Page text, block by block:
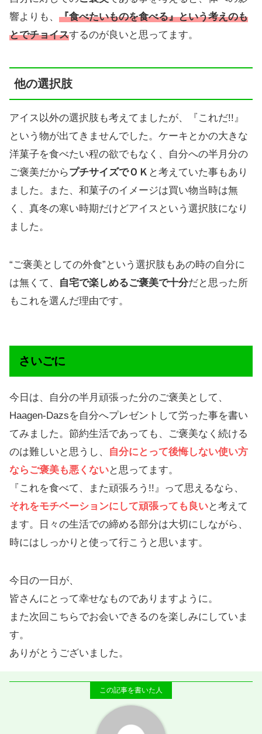
響よりも、 『食べたいものを食べる』という考えのも
とでチョイスするのが良いと思ってます。
他の選択肢
アイス以外の選択肢も考えてましたが、『これだ!!』
という物が出てきませんでした。ケーキとかの大きな
洋菓子を食べたい程の欲でもなく、自分への半月分の
ご褒美だからプチサイズでＯＫ と考えていた事もあり
ました。また、和菓子のイメージは買い物当時は無
く、真冬の寒い時期だけどアイスという選択肢になり
ました。
“ご褒美としての外食”という選択肢もあの時の自分に
は無くて、
自宅で楽しめるご褒美で十分だと思った所
もこれを選んだ理由です。
さいごに
今日は、自分の半月頑張った分のご褒美として、
Haagen-Dazsを自分へプレゼントして労った事を書い
てみました。節約生活であっても、ご褒美なく続ける
のは難しいと思うし、
自分にとって後悔しない使い方
ならご褒美も悪くないと思ってます。
『これを食べて、また頑張ろう!!』って思えるなら、
それをモチベーションにして頑張っても良いと考えて
ます。日々の生活での締める部分は大切にしながら、
時にはしっかりと使って行こうと思います。
今日の一日が、
皆さんにとって幸せなものでありますように。
また次回こちらでお会いできるのを楽しみにしていま
す。
ありがとうございました。